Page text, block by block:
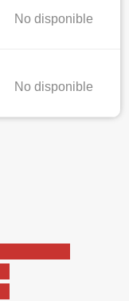
No disponible
No disponible